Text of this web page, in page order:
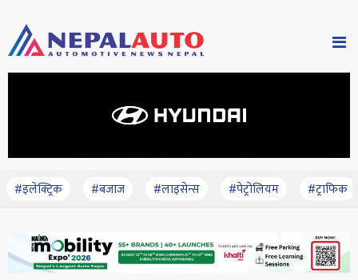
#इलेक्ट्रिक #बजाज #लाइसेन्स #पेट्रोलियम #ट्राफिक